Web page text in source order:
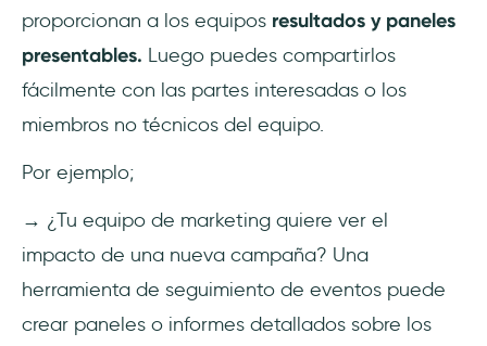
proporcionan a los equipos resultados y paneles
presentables. Luego puedes compartirlos
fácilmente con las partes interesadas o los
miembros no técnicos del equipo.
Por ejemplo;
→ ¿Tu equipo de marketing quiere ver el
impacto de una nueva campaña? Una
herramienta de seguimiento de eventos puede
crear paneles o informes detallados sobre los